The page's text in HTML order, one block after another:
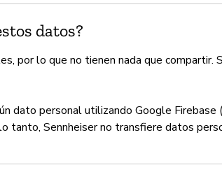
datos?
por lo que no tienen nada que compartir.
dato personal utilizando Google Firebase
tanto, Sennheiser no transfiere datos